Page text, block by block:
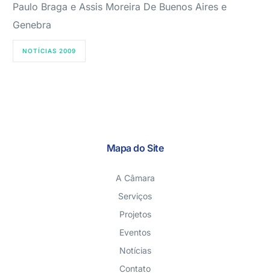
Paulo Braga e Assis Moreira De Buenos Aires e
Genebra
NOTÍCIAS 2009
Mapa do Site
A Câmara
Serviços
Projetos
Eventos
Notícias
Contato